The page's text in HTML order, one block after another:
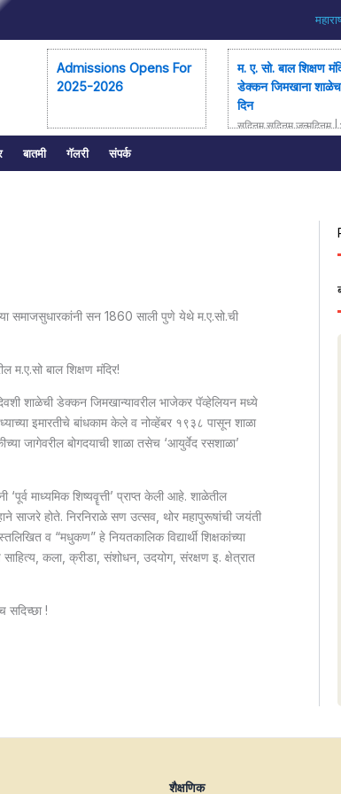
Admissions Opens For
2025-2026
म. ए. सो. बाल शिक्षण
डेक्कन जिमखाना
दिन
सुदिनम् सुदिनम् जन्मदिनम्
न दिन सोहळा […]
बातमी गॅलरी संपर्क
समाजसुधारकांनी सन 1860 साली पुणे येथे म.ए.सो.ची
बाल शिक्षण मंदिर!
दिवशी शाळेची डेक्कन जिमखान्यावरील भाजेकर पॅव्हेलियन मध्ये
इमारतीचे बांधकाम केले व नोव्हेंबर १९३८ पासून शाळा
जागेवरील बोगदयाची शाळा तसेच ‘आयुर्वेद रसशाळा’
माध्यमिक शिष्यवॄत्ती’ प्राप्त केली आहे. शाळेतील
साजरे होते. निरनिराळे सण उत्सव, थोर महापुरूषांची जयंती
व “मधुकण” हे नियतकालिक विद्यार्थी शिक्षकांच्या
साहित्य, कला, क्रीडा, संशोधन, उदयोग, संरक्षण इ. क्षेत्रात
सदिच्छा !
शैक्षणिक